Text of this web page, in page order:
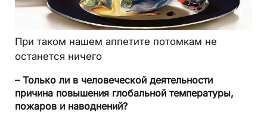
При таком нашем аппетите потомкам не
останется ничего
– Только ли в человеческой деятельности
причина повышения глобальной температуры,
пожаров и наводнений?